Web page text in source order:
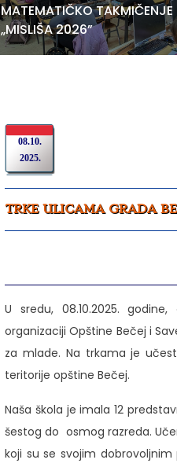
MATEMATIČKO TAKMIČENJE
„MISLIŠA 2026”
08.10.
2025.
TRKE ULICAMA GRADA
U sredu, 08.10.2025.
organizaciji Opštine Bečej i
za mlade. Na trkama je
teritorije opštine Bečej.
Naša škola je imala 12
šestog do osmog razreda.
koji su se svojim